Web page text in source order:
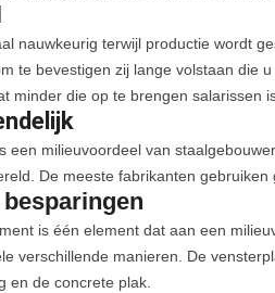
nauwkeurig terwijl productie wordt
te bevestigen zij lange volstaan die
minder die op te brengen salarissen
een milieuvoordeel van
De meeste fabrikanten
is één element dat aan een
verschillende manieren. De
en de concrete plak.